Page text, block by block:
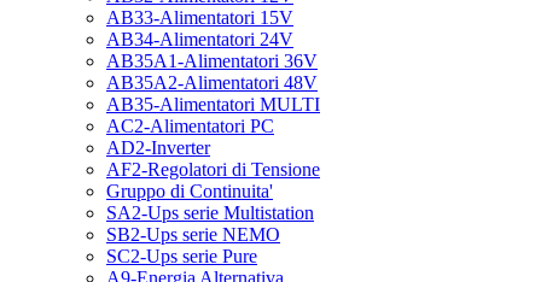
AB33-Alimentatori 15V
AB34-Alimentatori 24V
AB35A1-Alimentatori 36V
AB35A2-Alimentatori 48V
AB35-Alimentatori MULTI
AC2-Alimentatori PC
AD2-Inverter
AF2-Regolatori di Tensione
Gruppo di Continuita'
SA2-Ups serie Multistation
SB2-Ups serie NEMO
SC2-Ups serie Pure
A9-Energia Alternativa